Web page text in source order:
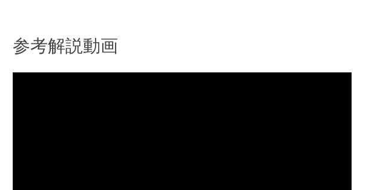
参考解説動画